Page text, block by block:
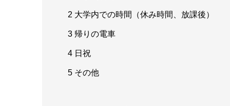
2 大学内での時間（休み時間、放課後）
3 帰りの電車
4 日祝
5 その他